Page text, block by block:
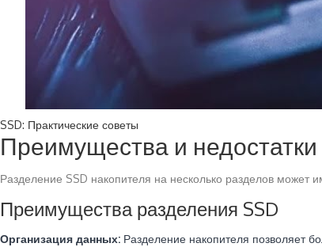
SSD: Практические советы
Преимущества и
Разделение SSD накопителя на несколько разделов может
Преимущества разделения SSD
Организация данных: Разделение накопителя позволяет